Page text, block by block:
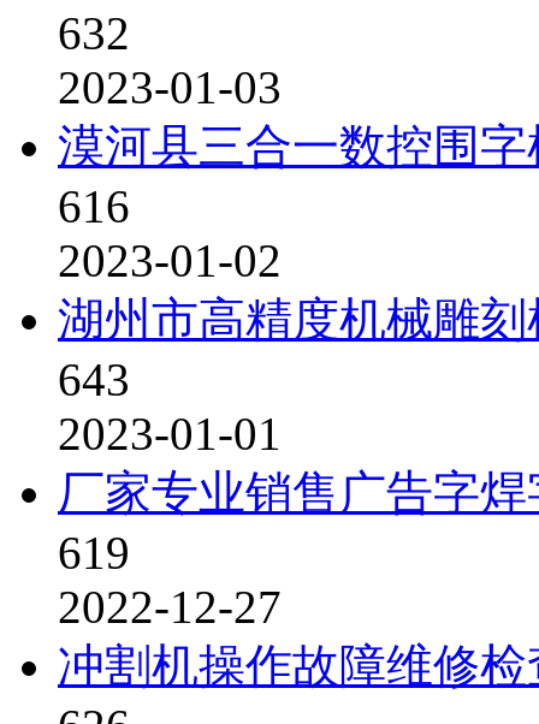
632
2023-01-03
漠河县三合一数控围字
616
2023-01-02
湖州市高精度机械雕刻
643
2023-01-01
厂家专业销售广告字
619
2022-12-27
冲割机操作故障维修检